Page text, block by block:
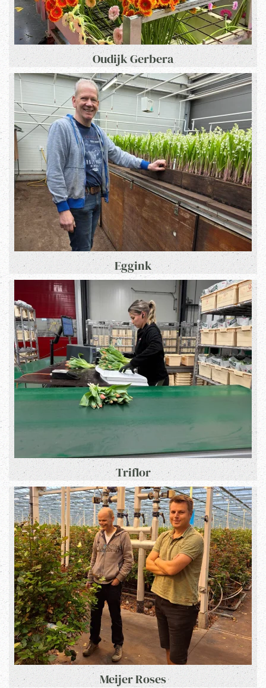
Oudijk Gerbera
Eggink
Triflor
Meijer Roses